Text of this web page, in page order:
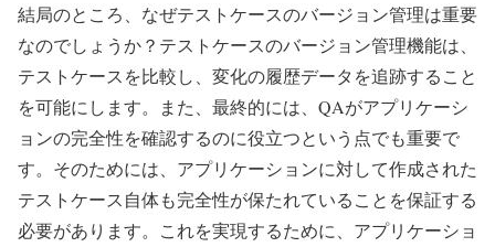
結局のところ、なぜテストケースのバージョン管理は重要
なのでしょうか？テストケースのバージョン管理機能は、
テストケースを比較し、変化の履歴データを追跡すること
を可能にします。また、最終的には、QAがアプリケーシ
ョンの完全性を確認するのに役立つという点でも重要で
す。そのためには、アプリケーションに対して作成された
テストケース自体も完全性が保たれていることを保証する
必要があります。これを実現するために、アプリケーショ